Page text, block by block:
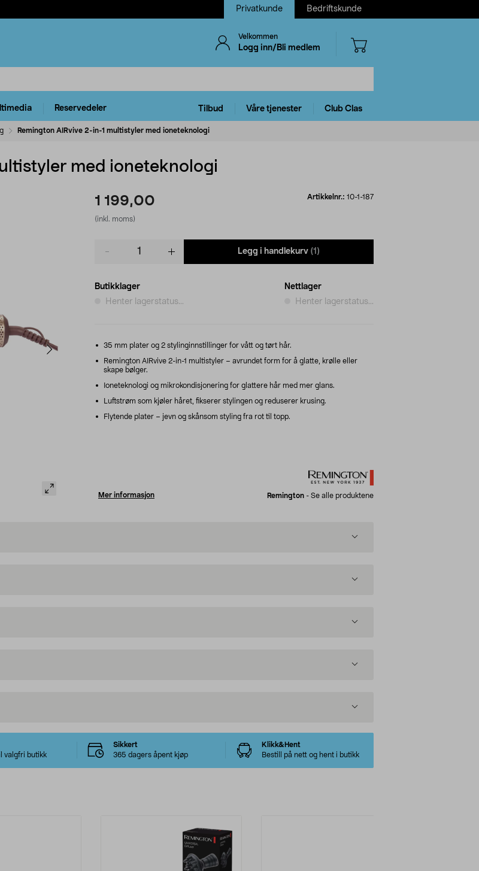
Privatkunde Bedriftskunde
Velkommen
Logg inn/Bli medlem
Reservedeler Tilbud Våre tjenester Club Clas
Remington AIRvive 2-in-1 multistyler med ioneteknologi
med ioneteknologi
1 199,00
(inkl. moms)
Artikkelnr.: 10-1-187
Legg i handlekurv (1)
Butikklager
Henter lagerstatus...
Nettlager
Henter lagerstatus...
35 mm plater og 2 stylinginnstillinger for vått og tørt hår.
Remington AIRvive 2-in-1 multistyler – avrundet form for å glatte, krølle eller
skape bølger.
Ioneteknologi og mikrokondisjonering for glattere hår med mer glans.
Luftstrøm som kjøler håret, fikserer stylingen og reduserer krusing.
Flytende plater – jevn og skånsom styling fra rot til topp.
Mer informasjon Remington - Se alle produktene
valgfri butikk
Sikkert
365 dagers åpent kjøp
Klikk&Hent
Bestill på nett og hent i butikk